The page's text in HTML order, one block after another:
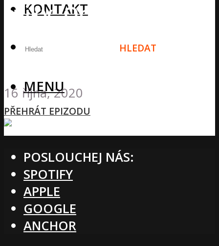
KONTAKT
HLEDAT
MENU
cviky, Objem lýtek,
16 října, 2020
PŘEHRÁT EPIZODU
POSLOUCHEJ NÁS:
SPOTIFY
APPLE
GOOGLE
ANCHOR